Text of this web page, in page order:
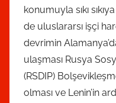
konumuyla sıkı
de uluslararsı işçi
devrimin
ulaşması Rusya
(RSDIP)
olması ve Lenin’in